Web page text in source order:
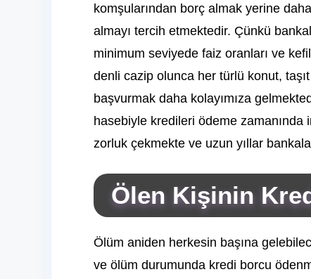
komşularından borç almak yerine
almayı tercih etmektedir. Çünkü
minimum seviyede faiz oranları ve
denli cazip olunca her türlü konut,
başvurmak daha kolayımıza
hasebiyle kredileri ödeme zamanında
zorluk çekmekte ve uzun yıllar
Ölen Kişinin
Ölüm aniden herkesin başına
ve ölüm durumunda kredi borcu